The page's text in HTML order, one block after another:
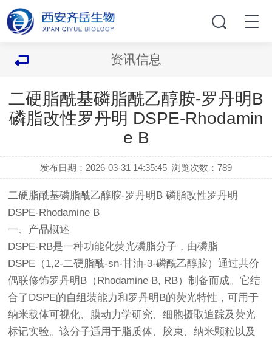
资讯信息
​二硬脂酰基磷脂酰乙醇胺-罗丹明B
磷脂改性罗丹明 DSPE-Rhodamin
e B
发布日期：2026-03-31 14:35:45 浏览次数：789
二硬脂酰基磷脂酰乙醇胺-罗丹明B 磷脂改性罗丹明
DSPE-Rhodamine B
一、产品概述
DSPE-RB是一种功能化荧光磷脂分子，由磷脂
DSPE（1,2-二硬脂酰-sn-甘油-3-磷酰乙醇胺）通过共价
偶联修饰罗丹明B（Rhodamine B, RB）制备而成。它结
合了DSPE的自组装能力和罗丹明B的荧光特性，可用于
纳米载体可视化、膜动力学研究、细胞摄取追踪及荧光
标记实验。该分子适用于脂质体、胶束、纳米颗粒以及